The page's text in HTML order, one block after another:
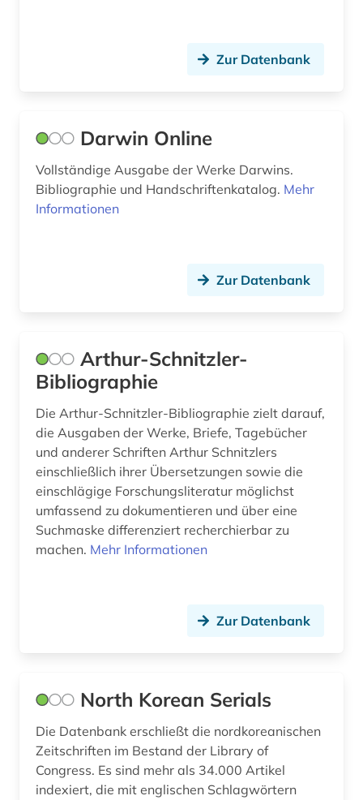
bodensee-gebiet (1)
bohemistik (1)
bonhoeffer, dietrich | evangelischer theologe;
brief (1)
briefsammlung (1)
british library (1)
brülow, kaspar | schriftsteller;
gymnasiallehrer; hochschullehrer; dramatiker;
dramatiker (1)
buch (1)
buchwesen (4)
byzantinisches reich (1)
byzantinistik (1)
Russland, Sowjetunion (9)
Schleswig-Holstein (1)
Serbien (4)
Suedasien (1)
Suedostasien (4)
Suedosteuropa (4)
Thueringen (1)
Tschechische Republik (9)
USA (11)
Zypern (1)
Zur Datenbank
Darwin Online
Vollständige Ausgabe der Werke Darwins.
Bibliographie und Handschriftenkatalog. Mehr
Informationen
Zur Datenbank
Arthur-Schnitzler-
Bibliographie
Die Arthur-Schnitzler-Bibliographie zielt darauf,
die Ausgaben der Werke, Briefe, Tagebücher
und anderer Schriften Arthur Schnitzlers
einschließlich ihrer Übersetzungen sowie die
einschlägige Forschungsliteratur möglichst
umfassend zu dokumentieren und über eine
Suchmaske differenziert recherchierbar zu
machen. Mehr Informationen
Zur Datenbank
North Korean Serials
Die Datenbank erschließt die nordkoreanischen
Zeitschriften im Bestand der Library of
Congress. Es sind mehr als 34.000 Artikel
indexiert, die mit englischen Schlagwörtern